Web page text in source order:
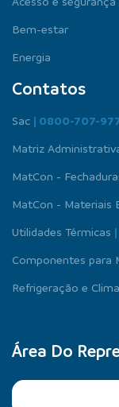
Bem-estar
Energia
Contatos
Sac | 0800-707-
Matriz
MatCon -
MatCon - Materiais
Utilidades Térmicas
Componentes para
Refrigeração e
Área Do